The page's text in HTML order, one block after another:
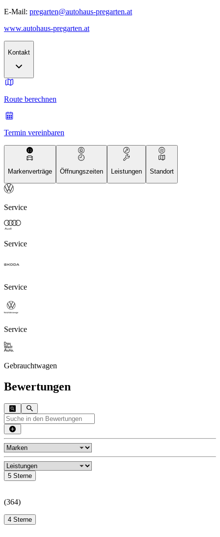
E-Mail: pregarten@autohaus-pregarten.at
www.autohaus-pregarten.at
Kontakt
Route berechnen
Termin vereinbaren
Markenverträge Öffnungszeiten Leistungen Standort
Service
Service
Service
Service
Gebrauchtwagen
Bewertungen
5 Sterne
(364)
4 Sterne